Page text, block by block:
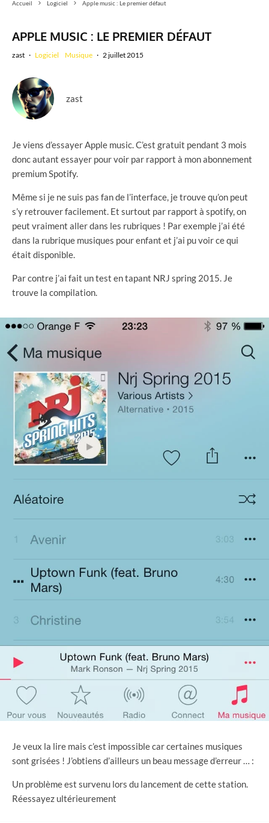
Accueil Logiciel Apple music : Le premier défaut
APPLE MUSIC : LE PREMIER DÉFAUT
zast · Logiciel Musique · 2 juillet 2015
zast
Je viens d’essayer Apple music. C’est gratuit pendant 3 mois
donc autant essayer pour voir par rapport à mon abonnement
premium Spotify.
Même si je ne suis pas fan de l’interface, je trouve qu’on peut
s’y retrouver facilement. Et surtout par rapport à spotify, on
peut vraiment aller dans les rubriques ! Par exemple j’ai été
dans la rubrique musiques pour enfant et j’ai pu voir ce qui
était disponible.
Par contre j’ai fait un test en tapant NRJ spring 2015. Je
trouve la compilation.
Je veux la lire mais c’est impossible car certaines musiques
sont grisées ! J’obtiens d’ailleurs un beau message d’erreur … :
Un problème est survenu lors du lancement de cette station.
Réessayez ultérieurement